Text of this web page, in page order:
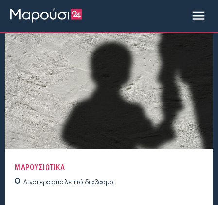
ΜΑΡΟΥΣΙΩΤΙΚΑ
Λιγότερο απόλεπτό διάβασμα